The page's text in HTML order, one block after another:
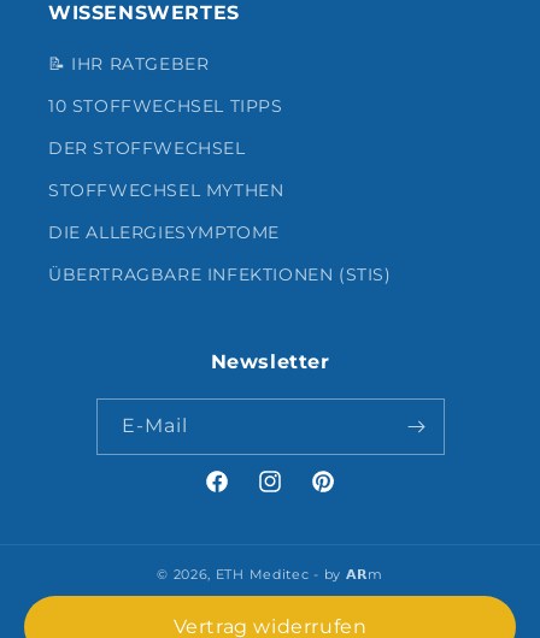
WISSENSWERTES
📝 IHR RATGEBER
10 STOFFWECHSEL TIPPS
DER STOFFWECHSEL
STOFFWECHSEL MYTHEN
DIE ALLERGIESYMPTOME
ÜBERTRAGBARE INFEKTIONEN (STIS)
Newsletter
E-Mail
FacebookInstagramPinterest
© 2026, ETH Meditec - by 𝗔𝗥m
Vertrag widerrufen